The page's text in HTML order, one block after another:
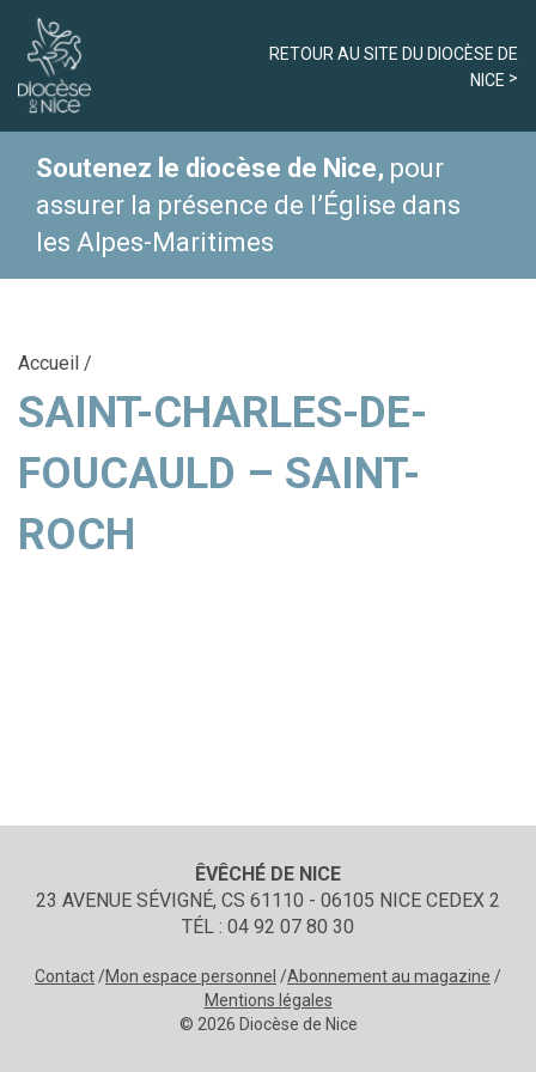
RETOUR AU SITE DU DIOCÈSE DE
NICE
Soutenez le diocèse de Nice, pour
assurer la présence de l’Église dans
les Alpes-Maritimes
Accueil /
SAINT-CHARLES-DE-
FOUCAULD – SAINT-
ROCH
ÊVÊCHÉ DE NICE
23 AVENUE SÉVIGNÉ, CS 61110 - 06105 NICE CEDEX 2
TÉL : 04 92 07 80 30
Contact Mon espace personnel
Abonnement au magazine
Mentions légales
© 2026 Diocèse de Nice